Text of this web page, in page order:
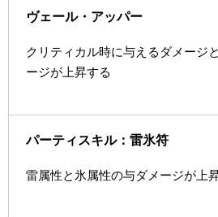
ヴェール・アッパー
クリティカル時に与えるダメージ
ージが上昇する
パーティスキル：雷氷符
雷属性と氷属性の与ダメージが上